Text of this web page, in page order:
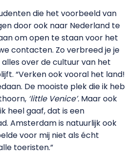
die het voorbeeld van
door ook naar Nederland te
om open te staan voor het
contacten. Zo verbreed je je
over de cultuur van het
“Verken ook vooral het land!
De mooiste plek die ik heb
‘little Venice’. Maar ook
heel gaaf, dat is een
Amsterdam is natuurlijk ook
voor mij niet als écht
toeristen.”